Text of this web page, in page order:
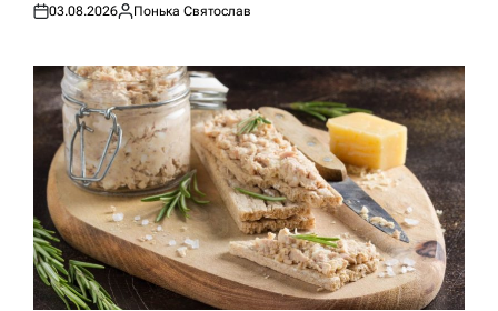
Оприлюднено
03.08.2026
Опубліковано
Понька Святослав